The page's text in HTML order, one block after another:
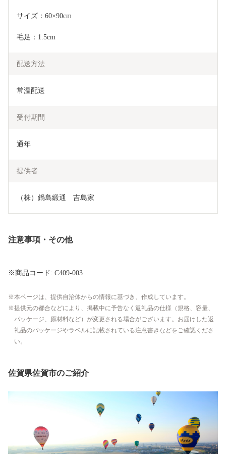
サイズ：60×90cm
毛足：1.5cm
配送方法
常温配送
受付期間
通年
提供者
（株）鍋島緞通　吉島家
注意事項・その他
※商品コード: C409-003
本ページは、提供自治体からの情報に基づき、作成しています。
提供元の都合などにより、掲載中に予告なく返礼品の仕様（規格、容量、
パッケージ、原材料など）が変更される場合がございます。お届けした返
礼品のパッケージやラベルに記載されている注意書きなどをご確認くださ
い。
佐賀県佐賀市のご紹介